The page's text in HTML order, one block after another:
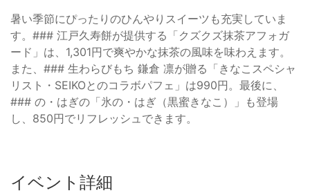
暑い季節にぴったりのひんやりスイーツも充実していま
す。### 江戸久寿餅が提供する「クズクズ抹茶アフォガ
ード」は、1,301円で爽やかな抹茶の風味を味わえます。
また、### 生わらびもち 鎌倉 凛が贈る「きなこスペシャ
リスト・SEIKOとのコラボパフェ」は990円。最後に、
### の・はぎの「氷の・はぎ（黒蜜きなこ）」も登場
し、850円でリフレッシュできます。
イベント詳細